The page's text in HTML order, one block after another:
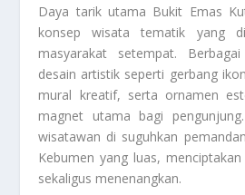
Daya tarik utama Bukit Emas
konsep wisata tematik yang
masyarakat setempat.
desain artistik seperti gerbang
mural kreatif, serta ornamen
magnet utama bagi
wisatawan di suguhkan
Kebumen yang luas,
sekaligus menenangkan.